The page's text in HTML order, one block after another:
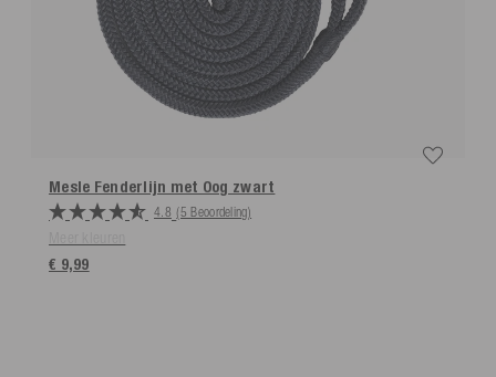
Mesle Fenderlijn met Oog zwart
4.8 (5 Beoordeling)
€ 9,99